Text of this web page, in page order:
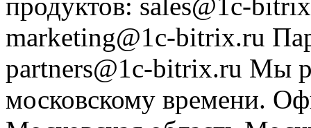
marketing@1c-bitrix.ru
partners@1c-bitrix.ru Мы
московскому времени.